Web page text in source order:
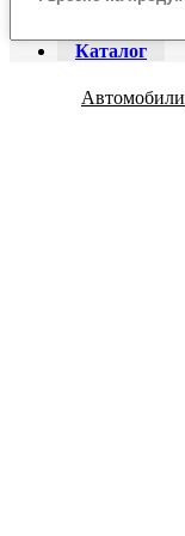
Каталог
Автомобили